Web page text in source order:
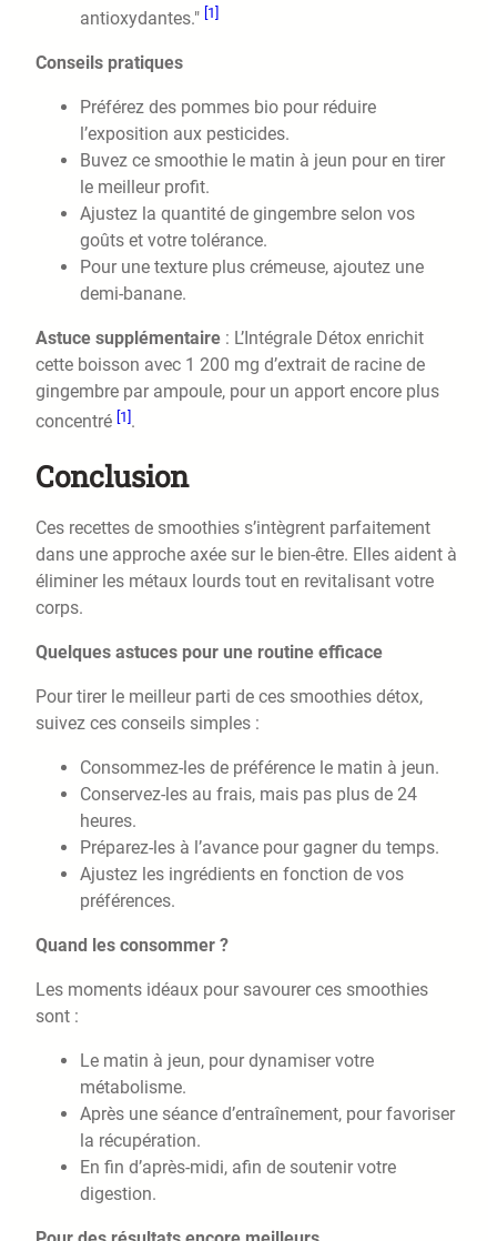
antioxydantes." [1]
Conseils pratiques
Préférez des pommes bio pour réduire
l’exposition aux pesticides.
Buvez ce smoothie le matin à jeun pour en tirer
le meilleur profit.
Ajustez la quantité de gingembre selon vos
goûts et votre tolérance.
Pour une texture plus crémeuse, ajoutez une
demi-banane.
Astuce supplémentaire : L’Intégrale Détox enrichit
cette boisson avec 1 200 mg d’extrait de racine de
gingembre par ampoule, pour un apport encore plus
concentré [1].
Conclusion
Ces recettes de smoothies s’intègrent parfaitement
dans une approche axée sur le bien-être. Elles aident à
éliminer les métaux lourds tout en revitalisant votre
corps.
Quelques astuces pour une routine efficace
Pour tirer le meilleur parti de ces smoothies détox,
suivez ces conseils simples :
Consommez-les de préférence le matin à jeun.
Conservez-les au frais, mais pas plus de 24
heures.
Préparez-les à l’avance pour gagner du temps.
Ajustez les ingrédients en fonction de vos
préférences.
Quand les consommer ?
Les moments idéaux pour savourer ces smoothies
sont :
Le matin à jeun, pour dynamiser votre
métabolisme.
Après une séance d’entraînement, pour favoriser
la récupération.
En fin d’après-midi, afin de soutenir votre
digestion.